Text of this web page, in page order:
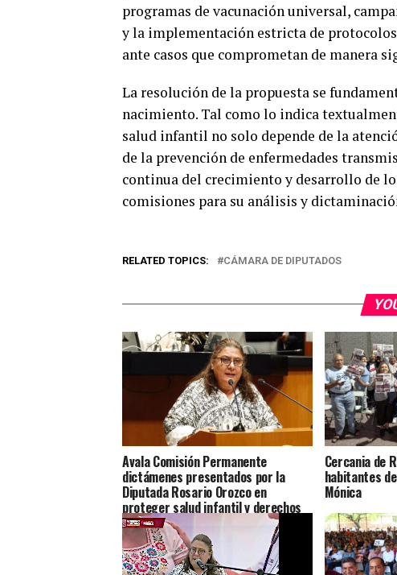
programas de vacunación universal,
y la implementación estricta de
ante casos que comprometan de manera
La resolución de la propuesta se
nacimiento. Tal como lo indica
salud infantil no solo depende de la
de la prevención de enfermedades
continua del crecimiento y desarrollo de
comisiones para su análisis y
RELATED TOPICS: CÁMARA DE DIPUTADOS
Avala Comisión Permanente
dictámenes presentados por la
Diputada Rosario Orozco en
proteger salud infantil y derechos
de jornaleros en Canadá
Cercania de
habitantes
Mónica